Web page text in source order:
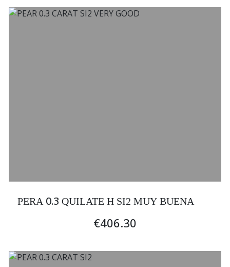
PERA 0.3 QUILATE H SI2 MUY BUENA
€406.30